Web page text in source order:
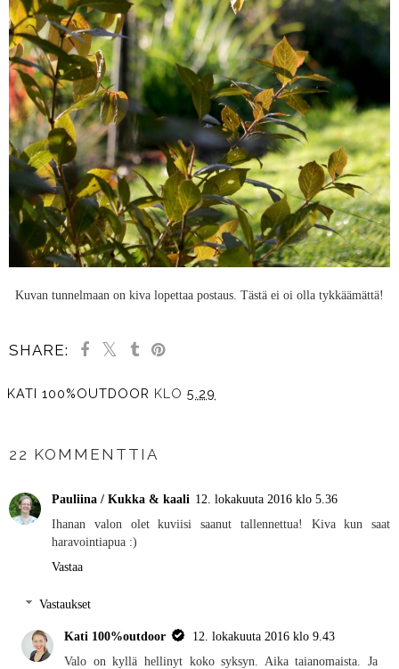
Kuvan tunnelmaan on kiva lopettaa postaus. Tästä ei oi olla tykkäämättä!
SHARE:
KATI 100%OUTDOOR KLO 5.29
22 KOMMENTTIA
Pauliina / Kukka & kaali 12. lokakuuta 2016 klo 5.36
Ihanan valon olet kuviisi saanut tallennettua! Kiva kun saat
haravointiapua :)
Vastaa
Vastaukset
Kati 100%outdoor
12. lokakuuta 2016 klo 9.43
Valo on kyllä hellinyt koko syksyn. Aika taianomaista. Ja